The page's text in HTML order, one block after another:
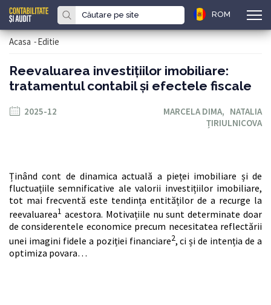
ROM
Acasa -Editie
Reevaluarea investițiilor imobiliare:
tratamentul contabil și efectele fiscale
2025-12 MARCELA DIMA, NATALIA
ȚIRIULNICOVA
Ținând cont de dinamica actuală a pieței imobiliare și de
fluctuațiile semnificative ale valorii investițiilor imobiliare,
tot mai frecventă este tendința entităților de a recurge la
reevaluarea1 acestora. Motivațiile nu sunt determinate doar
de considerentele economice precum necesitatea reflectării
unei imagini fidele a poziției financiare2, ci și de intenția de a
optimiza povara…